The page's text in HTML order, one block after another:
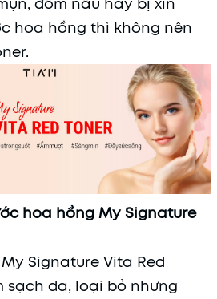
hoa hồng thì không nên
hoa hồng My Signature
Signature Vita Red
sạch da, loại bỏ những